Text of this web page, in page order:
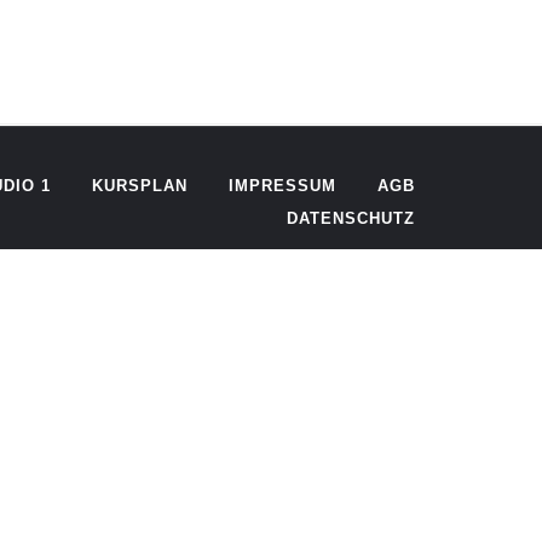
1 KURSPLAN IMPRESSUM
AGB
DATENSCHUTZ